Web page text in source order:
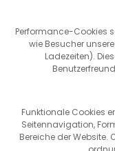
Versand &
Performance-Cookies
wie Besucher
Ladezeiten).
Funktionale Cookies
Seitennavigation,
Bereiche der Website.